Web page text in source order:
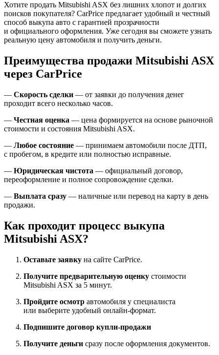
Хотите продать Mitsubishi ASX без лишних хлопот и долгих
поисков покупателя? CarPrice предлагает удобный и честный
способ выкупа авто с гарантией прозрачности
и официального оформления. Уже сегодня вы сможете узнать
реальную цену автомобиля и получить деньги.
Преимущества продажи Mitsubishi ASX
через CarPrice
— Скорость сделки — от заявки до получения денег
проходит всего несколько часов.
— Честная оценка — цена формируется на основе рыночной
стоимости и состояния Mitsubishi ASX.
— Любое состояние — принимаем автомобили после ДТП,
с пробегом, в кредите или полностью исправные.
— Юридическая чистота — официальный договор,
переоформление и полное сопровождение сделки.
— Выплата сразу — наличные или перевод на карту в день
продажи.
Как проходит процесс выкупа
Mitsubishi ASX?
Оставьте заявку на сайте CarPrice.
Получите предварительную оценку стоимости
Mitsubishi ASX за 5 минут.
Пройдите осмотр автомобиля у специалиста
или выберите удобный онлайн-формат.
Подпишите договор купли-продажи
Получите деньги сразу после оформления документов.